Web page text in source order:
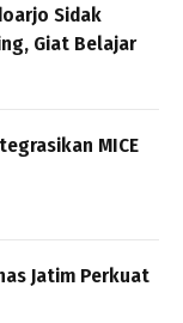
Sidak
Giat Belajar
MICE
Jatim Perkuat